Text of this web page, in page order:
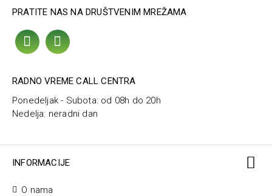
PRATITE NAS NA DRUŠTVENIM MREŽAMA
RADNO VREME CALL CENTRA
Ponedeljak - Subota: od 08h do 20h
Nedelja: neradni dan
INFORMACIJE
O nama